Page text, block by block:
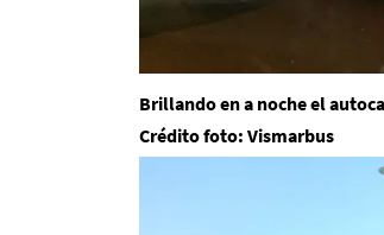
Brillando en a noche el
Crédito foto: Vismarbus